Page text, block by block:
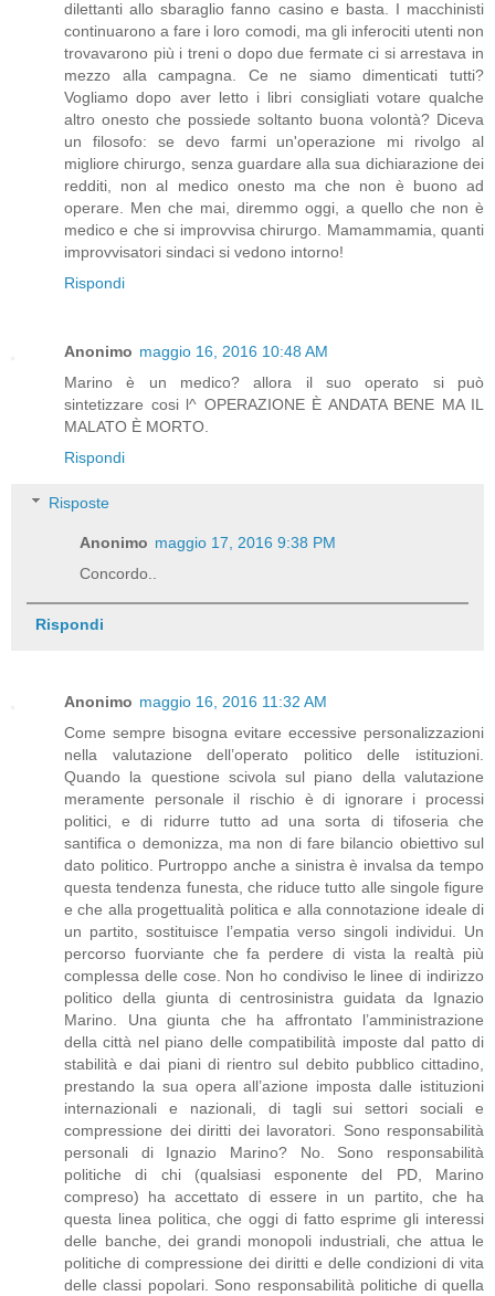
dilettanti allo sbaraglio fanno casino e basta. I macchinisti
continuarono a fare i loro comodi, ma gli inferociti utenti non
trovavarono più i treni o dopo due fermate ci si arrestava in
mezzo alla campagna. Ce ne siamo dimenticati tutti?
Vogliamo dopo aver letto i libri consigliati votare qualche
altro onesto che possiede soltanto buona volontà? Diceva
un filosofo: se devo farmi un'operazione mi rivolgo al
migliore chirurgo, senza guardare alla sua dichiarazione dei
redditi, non al medico onesto ma che non è buono ad
operare. Men che mai, diremmo oggi, a quello che non è
medico e che si improvvisa chirurgo. Mamammamia, quanti
improvvisatori sindaci si vedono intorno!
Rispondi
Anonimo maggio 16, 2016 10:48 AM
Marino è un medico? allora il suo operato si può
sintetizzare cosi l^ OPERAZIONE È ANDATA BENE MA IL
MALATO È MORTO.
Rispondi
Risposte
Anonimo maggio 17, 2016 9:38 PM
Concordo..
Rispondi
Anonimo maggio 16, 2016 11:32 AM
Come sempre bisogna evitare eccessive personalizzazioni
nella valutazione dell’operato politico delle istituzioni.
Quando la questione scivola sul piano della valutazione
meramente personale il rischio è di ignorare i processi
politici, e di ridurre tutto ad una sorta di tifoseria che
santifica o demonizza, ma non di fare bilancio obiettivo sul
dato politico. Purtroppo anche a sinistra è invalsa da tempo
questa tendenza funesta, che riduce tutto alle singole figure
e che alla progettualità politica e alla connotazione ideale di
un partito, sostituisce l’empatia verso singoli individui. Un
percorso fuorviante che fa perdere di vista la realtà più
complessa delle cose. Non ho condiviso le linee di indirizzo
politico della giunta di centrosinistra guidata da Ignazio
Marino. Una giunta che ha affrontato l’amministrazione
della città nel piano delle compatibilità imposte dal patto di
stabilità e dai piani di rientro sul debito pubblico cittadino,
prestando la sua opera all’azione imposta dalle istituzioni
internazionali e nazionali, di tagli sui settori sociali e
compressione dei diritti dei lavoratori. Sono responsabilità
personali di Ignazio Marino? No. Sono responsabilità
politiche di chi (qualsiasi esponente del PD, Marino
compreso) ha accettato di essere in un partito, che ha
questa linea politica, che oggi di fatto esprime gli interessi
delle banche, dei grandi monopoli industriali, che attua le
politiche di compressione dei diritti e delle condizioni di vita
delle classi popolari. Sono responsabilità politiche di quella